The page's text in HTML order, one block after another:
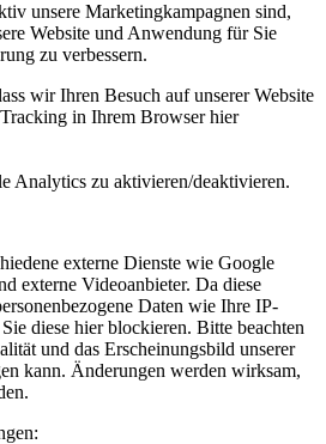
unsere Marketingkampagnen sind,
Website und Anwendung für Sie
zu verbessern.
wir Ihren Besuch auf unserer Website
in Ihrem Browser hier
Analytics zu aktivieren/deaktivieren.
externe Dienste wie Google
externe Videoanbieter. Da diese
Daten wie Ihre IP-
diese hier blockieren. Bitte beachten
und das Erscheinungsbild unserer
kann. Änderungen werden wirksam,